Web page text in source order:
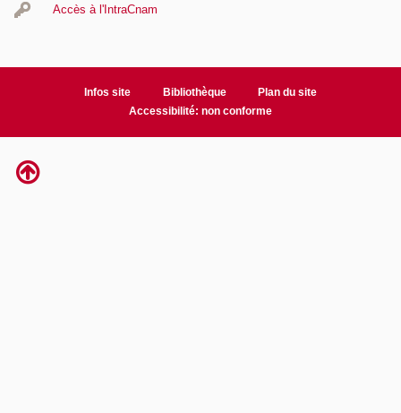
Accès à l'IntraCnam
Infos site Bibliothèque
Plan du site
Accessibilité: non conforme